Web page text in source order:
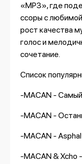
«MP3», где
ссоры с
рост качества
голос и
сочетание.
Список
-MACAN -
-MACAN -
-MACAN -
-MACAN & Xcho